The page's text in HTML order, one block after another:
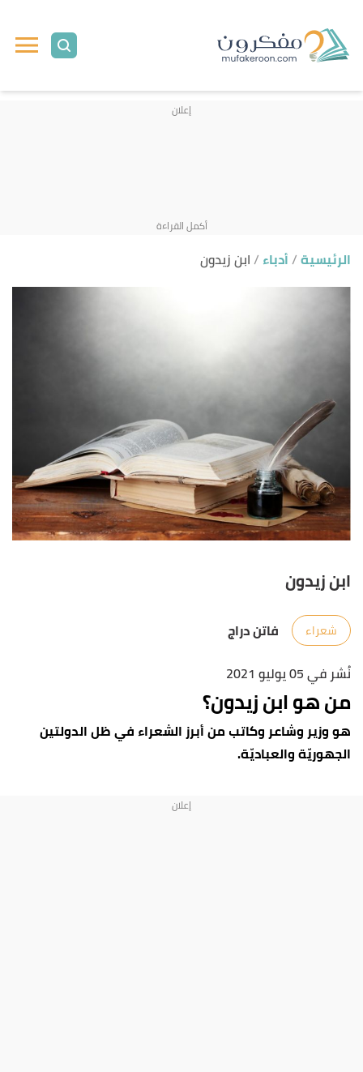
الرئيسية أدباء ابن زيدون
ابن زيدون
شعراء
فاتن دراج
نُشر في 05 يوليو 2021
من هو ابن زيدون؟
هو وزير وشاعر وكاتب من أبرز الشعراء في ظل الدولتين
الجهوريّة والعباديّة.